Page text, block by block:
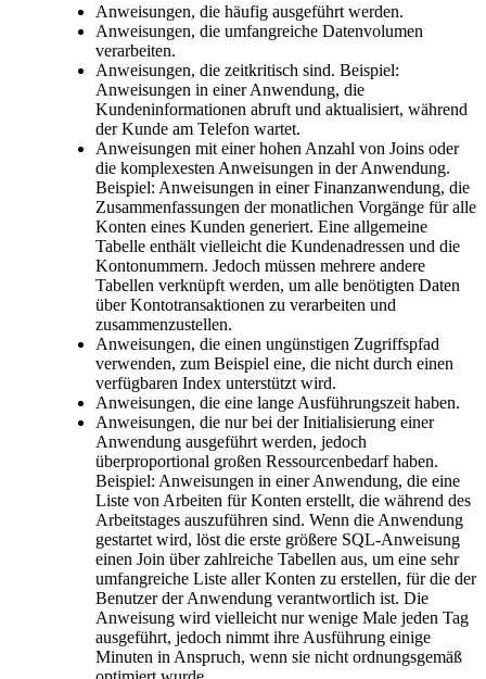
Anweisungen, die häufig ausgeführt werden.
Anweisungen, die umfangreiche Datenvolumen
verarbeiten.
Anweisungen, die zeitkritisch sind. Beispiel:
Anweisungen in einer Anwendung, die
Kundeninformationen abruft und aktualisiert, während
der Kunde am Telefon wartet.
Anweisungen mit einer hohen Anzahl von Joins oder
die komplexesten Anweisungen in der Anwendung.
Beispiel: Anweisungen in einer Finanzanwendung, die
Zusammenfassungen der monatlichen Vorgänge für alle
Konten eines Kunden generiert. Eine allgemeine
Tabelle enthält vielleicht die Kundenadressen und die
Kontonummern. Jedoch müssen mehrere andere
Tabellen verknüpft werden, um alle benötigten Daten
über Kontotransaktionen zu verarbeiten und
zusammenzustellen.
Anweisungen, die einen ungünstigen Zugriffspfad
verwenden, zum Beispiel eine, die nicht durch einen
verfügbaren Index unterstützt wird.
Anweisungen, die eine lange Ausführungszeit haben.
Anweisungen, die nur bei der Initialisierung einer
Anwendung ausgeführt werden, jedoch
überproportional großen Ressourcenbedarf haben.
Beispiel: Anweisungen in einer Anwendung, die eine
Liste von Arbeiten für Konten erstellt, die während des
Arbeitstages auszuführen sind. Wenn die Anwendung
gestartet wird, löst die erste größere SQL-Anweisung
einen Join über zahlreiche Tabellen aus, um eine sehr
umfangreiche Liste aller Konten zu erstellen, für die der
Benutzer der Anwendung verantwortlich ist. Die
Anweisung wird vielleicht nur wenige Male jeden Tag
ausgeführt, jedoch nimmt ihre Ausführung einige
Minuten in Anspruch, wenn sie nicht ordnungsgemäß